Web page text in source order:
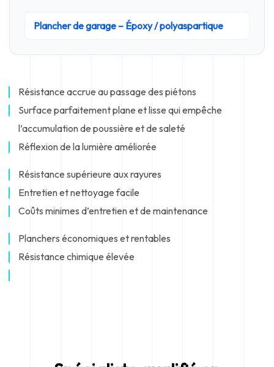
Plancher de garage – Époxy / polyaspartique
Résistance accrue au passage des piétons
Surface parfaitement plane et lisse qui empêche
l’accumulation de poussière et de saleté
Réflexion de la lumière améliorée
Résistance supérieure aux rayures
Entretien et nettoyage facile
Coûts minimes d’entretien et de maintenance
Planchers économiques et rentables
Résistance chimique élevée